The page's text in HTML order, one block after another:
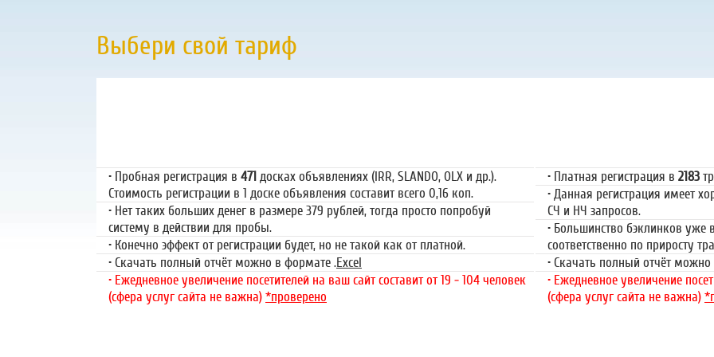
Выбери свой тариф
• Пробная регистрация в 471досках объявлениях (IRR, SLANDO, OLX и др.).
Стоимость регистрации в 1 доске объявления составит всего 0,16 коп.
• Нет таких больших денег в размере 379 рублей, тогда просто попробуй
систему в действии для пробы.
• Конечно эффект от регистрации будет, но не такой как от платной.
• Скачать полный отчёт можно в формате .Excel
• Ежедневное увеличение посетителей на ваш сайт составит от 19 - 104 человек
(сфера услуг сайта не важна)*проверено
• Платная регистрация в 2183
• Данная регистрация имеет
СЧ и НЧ запросов.
• Большинство бэклинков уже
соответственно по приросту
• Скачать полный отчёт
• Ежедневное увеличение
(сфера услуг сайта не важна)